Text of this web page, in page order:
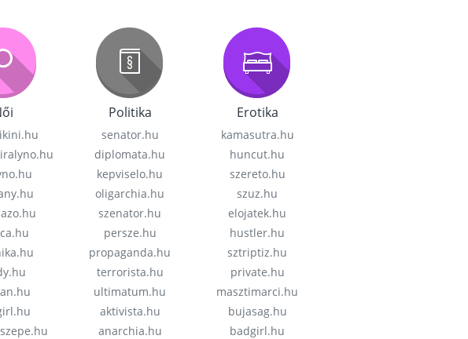
Politika
senator.hu
diplomata.hu
kepviselo.hu
oligarchia.hu
szenator.hu
persze.hu
propaganda.hu
terrorista.hu
ultimatum.hu
aktivista.hu
anarchia.hu
Erotika
kamasutra.hu
huncut.hu
szereto.hu
szuz.hu
elojatek.hu
hustler.hu
sztriptiz.hu
private.hu
masztimarci.hu
bujasag.hu
badgirl.hu